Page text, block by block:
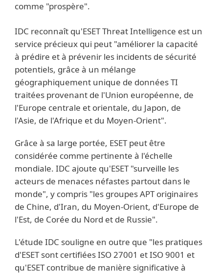
comme "prospère".
IDC reconnaît qu'ESET Threat Intelligence est un
service précieux qui peut "améliorer la capacité
à prédire et à prévenir les incidents de sécurité
potentiels, grâce à un mélange
géographiquement unique de données TI
traitées provenant de l'Union européenne, de
l'Europe centrale et orientale, du Japon, de
l'Asie, de l'Afrique et du Moyen-Orient".
Grâce à sa large portée, ESET peut être
considérée comme pertinente à l'échelle
mondiale. IDC ajoute qu'ESET "surveille les
acteurs de menaces néfastes partout dans le
monde", y compris "les groupes APT originaires
de Chine, d'Iran, du Moyen-Orient, d'Europe de
l'Est, de Corée du Nord et de Russie".
L'étude IDC souligne en outre que "les pratiques
d'ESET sont certifiées ISO 27001 et ISO 9001 et
qu'ESET contribue de manière significative à